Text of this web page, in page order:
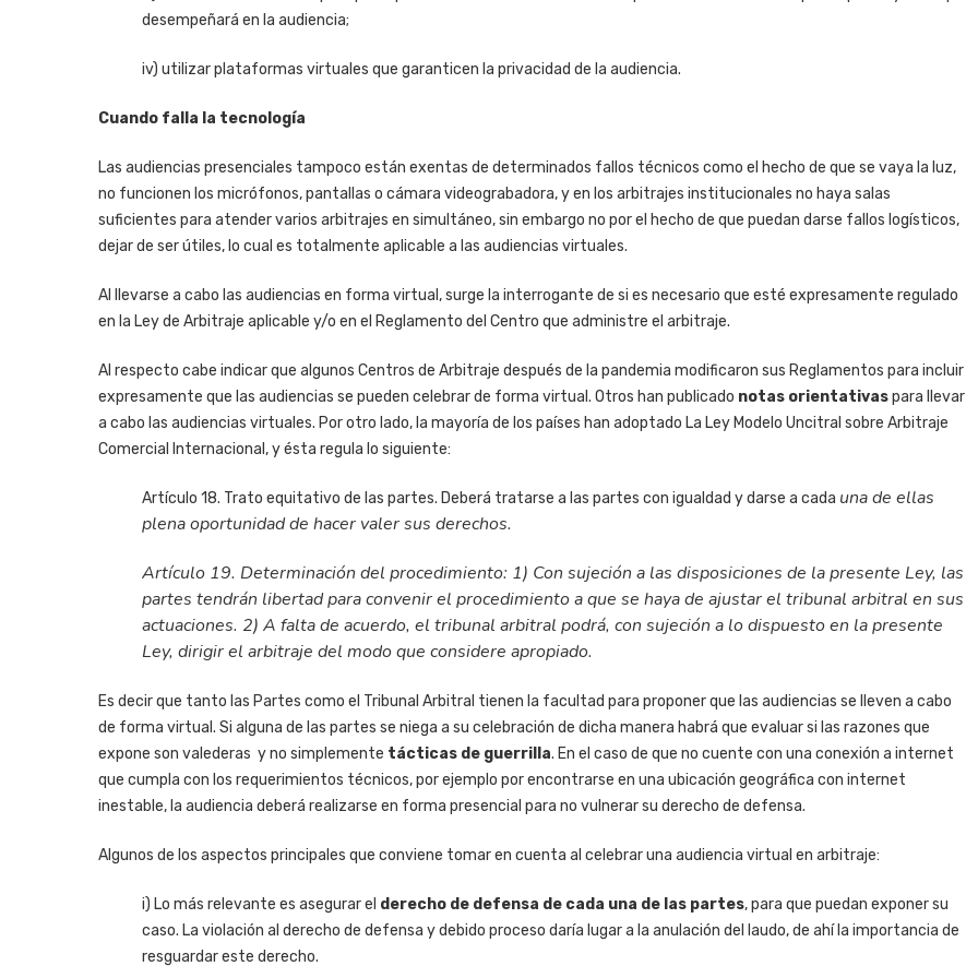
desempeñará en la audiencia;
iv) utilizar plataformas virtuales que garanticen la privacidad de la audiencia.
Cuando falla la tecnología
Las audiencias presenciales tampoco están exentas de determinados fallos técnicos como el hecho de que se vaya la luz,
no funcionen los micrófonos, pantallas o cámara videograbadora, y en los arbitrajes institucionales no haya salas
suficientes para atender varios arbitrajes en simultáneo, sin embargo no por el hecho de que puedan darse fallos logísticos,
dejar de ser útiles, lo cual es totalmente aplicable a las audiencias virtuales.
Al llevarse a cabo las audiencias en forma virtual, surge la interrogante de si es necesario que esté expresamente regulado
en la Ley de Arbitraje aplicable y/o en el Reglamento del Centro que administre el arbitraje.
Al respecto cabe indicar que algunos Centros de Arbitraje después de la pandemia modificaron sus Reglamentos para incluir
expresamente que las audiencias se pueden celebrar de forma virtual. Otros han publicado notas orientativaspara llevar
a cabo las audiencias virtuales. Por otro lado, la mayoría de los países han adoptado La Ley Modelo Uncitral sobre Arbitraje
Comercial Internacional, y ésta regula lo siguiente:
Artículo 18. Trato equitativo de las partes. Deberá tratarse a las partes con igualdad y darse a cada una de ellas
plena oportunidad de hacer valer sus derechos.
Artículo 19. Determinación del procedimiento: 1) Con sujeción a las disposiciones de la presente Ley, las
partes tendrán libertad para convenir el procedimiento a que se haya de ajustar el tribunal arbitral en sus
actuaciones. 2) A falta de acuerdo, el tribunal arbitral podrá, con sujeción a lo dispuesto en la presente
Ley, dirigirel arbitraje del modo que considere apropiado.
Es decir que tanto las Partes como el Tribunal Arbitral tienen la facultad para proponer que las audiencias se lleven a cabo
de forma virtual. Si alguna de las partes se niega a su celebración de dicha manera habrá que evaluar si las razones que
expone son valederas y no simplemente tácticas de guerrilla. En el caso de que no cuente con una conexión a internet
que cumpla con los requerimientos técnicos, por ejemplo por encontrarse en una ubicación geográfica con internet
inestable, la audiencia deberá realizarse en forma presencial para no vulnerar su derecho de defensa.
Algunos de los aspectos principales que conviene tomar en cuenta al celebrar una audiencia virtual en arbitraje:
i) Lo más relevante es asegurar el derecho de defensa de cada una de las partes, para que puedan exponer su
caso. La violación al derecho de defensa y debido proceso daría lugar a la anulación del laudo, de ahí la importancia de
resguardar este derecho.